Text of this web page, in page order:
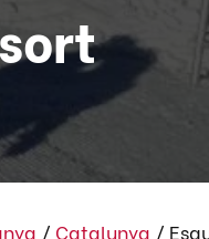
/ Catalunya /